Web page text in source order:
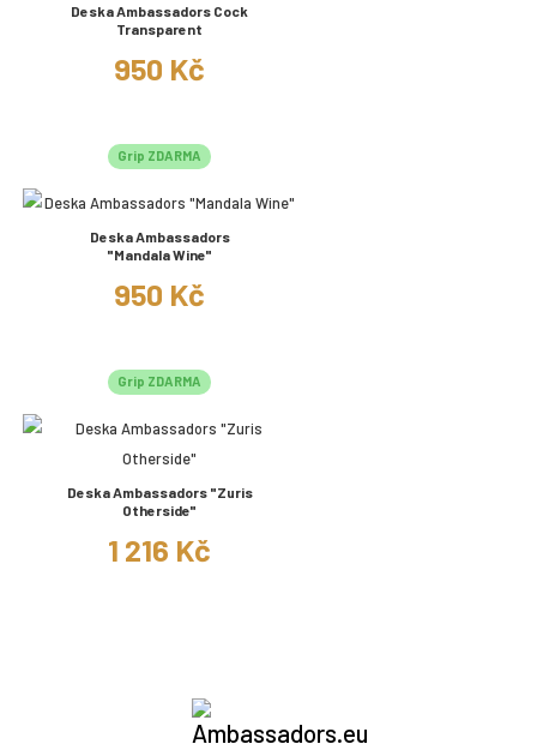
Deska Ambassadors Cock
Transparent
950 Kč
Grip ZDARMA
Deska Ambassadors
"Mandala Wine"
950 Kč
Grip ZDARMA
Deska Ambassadors "Zuris
Otherside"
1 216 Kč